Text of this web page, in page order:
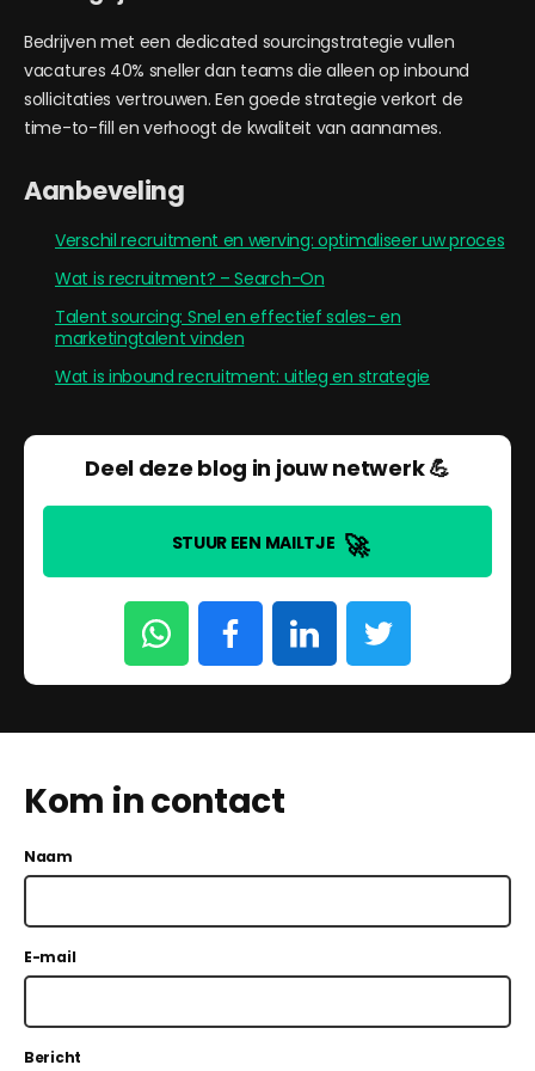
Bedrijven met een dedicated sourcingstrategie vullen
vacatures 40% sneller dan teams die alleen op inbound
sollicitaties vertrouwen. Een goede strategie verkort de
time-to-fill en verhoogt de kwaliteit van aannames.
Aanbeveling
Verschil recruitment en werving: optimaliseer uw proces
Wat is recruitment? – Search-On
Talent sourcing: Snel en effectief sales- en
marketingtalent vinden
Wat is inbound recruitment: uitleg en strategie
Deel deze blog in jouw netwerk 💪
STUUR EEN MAILTJE 🚀
Kom in contact
Naam
E-mail
Bericht